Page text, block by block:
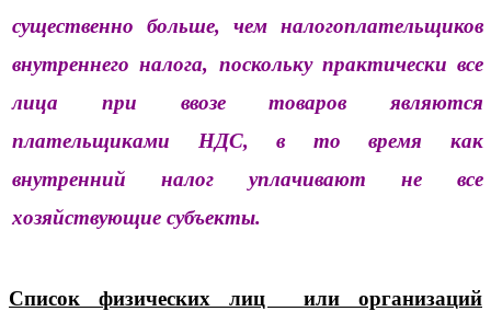
существенно больше, чем налогоплательщиков
внутреннего налога, поскольку практически все
лица при ввозе товаров являются
плательщиками НДС, в то время как
внутренний налог уплачивают не все
хозяйствующие субъекты.
Список физических лиц или организаций